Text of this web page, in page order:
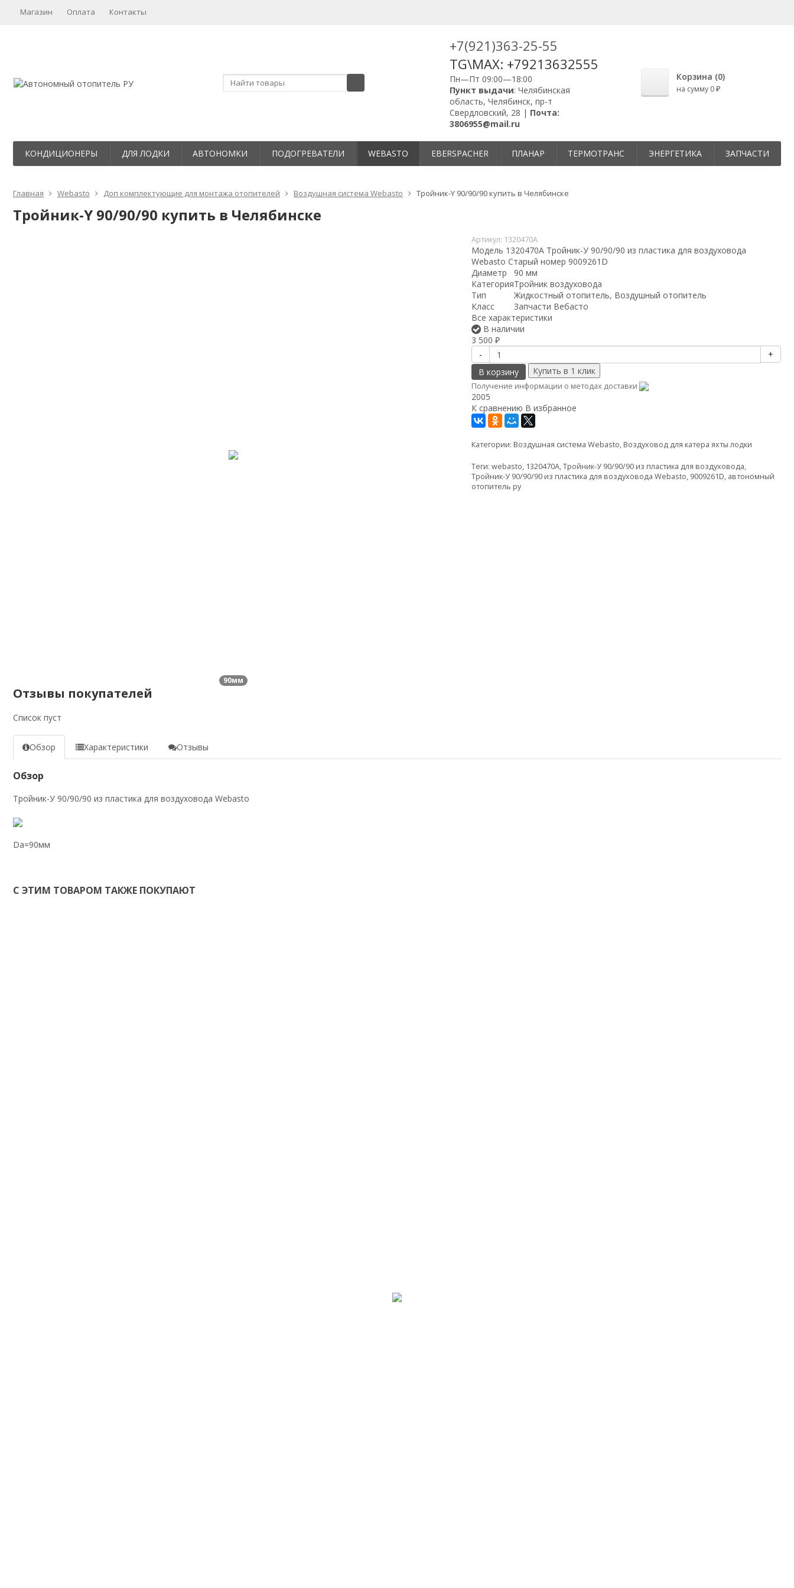
Магазин Оплата Контакты
+7(921)363-25-55
TG\MAX: +79213632555
Пн—Пт 09:00—18:00
Пункт выдачи: Челябинская
область, Челябинск, пр-т
Свердловский, 28 | Почта:
3806955@mail.ru
Корзина (0)
на сумму 0 ₽
КОНДИЦИОНЕРЫ ДЛЯ ЛОДКИ АВТОНОМКИ ПОДОГРЕВАТЕЛИ WEBASTO EBERSPACHER ПЛАНАР ТЕРМОТРАНС ЭНЕРГЕТИКА ЗАПЧАСТИ
Главная Webasto Доп комплектующие для монтажа отопителей Воздушная система Webasto Тройник-Y 90/90/90 купить в Челябинске
Тройник-Y 90/90/90 купить в Челябинске
90мм
Артикул: 1320470A
Модель 1320470A Тройник-У 90/90/90 из пластика для воздуховода
Webasto Старый номер 9009261D
Диаметр
90 мм
КатегорияТройник воздуховода
Тип
Жидкостный отопитель, Воздушный отопитель
Класс
Запчасти Вебасто
Все характеристики
В наличии
3 500 ₽
-
+
В корзину
Получение информации о методах доставки
2005
К сравнению В избранное
Категории: Воздушная система Webasto, Воздуховод для катера яхты лодки
Теги: webasto, 1320470A,Тройник-У 90/90/90 из пластика для воздуховода,
Тройник-У 90/90/90 из пластика для воздуховода Webasto, 9009261D, автономный
отопитель ру
Отзывы покупателей
Список пуст
Обзор Характеристики Отзывы
Обзор
Тройник-У 90/90/90 из пластика для воздуховода Webasto
Da=90мм
С ЭТИМ ТОВАРОМ ТАКЖЕ ПОКУПАЮТ